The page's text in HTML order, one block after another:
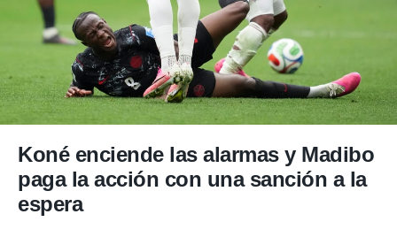
mediante
publicidad
publicidad
de
Koné enciende las alarmas y Madibo
paga la acción con una sanción a la
espera